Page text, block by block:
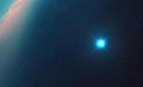
Pedir uma
demonstração